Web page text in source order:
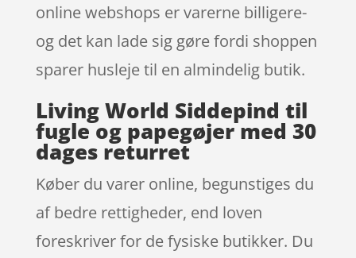
online webshops er varerne billigere-
og det kan lade sig gøre fordi shoppen
sparer husleje til en almindelig butik.
Living World Siddepind til
fugle og papegøjer med 30
dages returret
Køber du varer online, begunstiges du
af bedre rettigheder, end loven
foreskriver for de fysiske butikker. Du